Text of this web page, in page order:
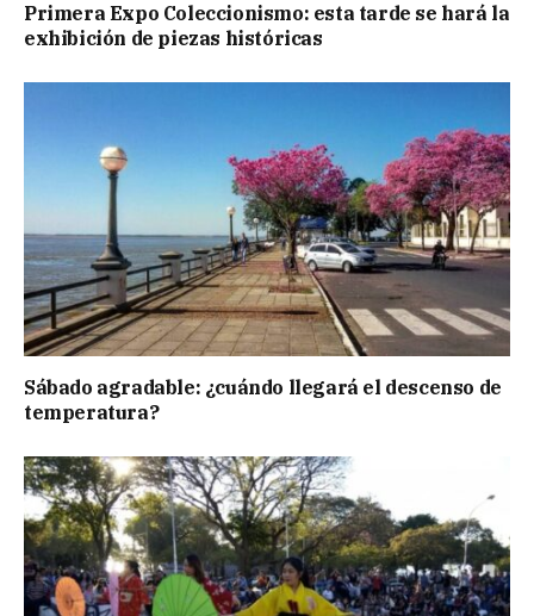
Primera Expo Coleccionismo: esta tarde se hará la
exhibición de piezas históricas
Sábado agradable: ¿cuándo llegará el descenso de
temperatura?